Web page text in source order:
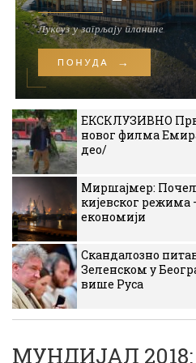
ЕКСКЛУЗИВНО
новог филма
део/
Миршајмер:
кијевског режима
економији
Скандалозно
Зеленском у
више Руса
МУНДИЈАЛ 2018: